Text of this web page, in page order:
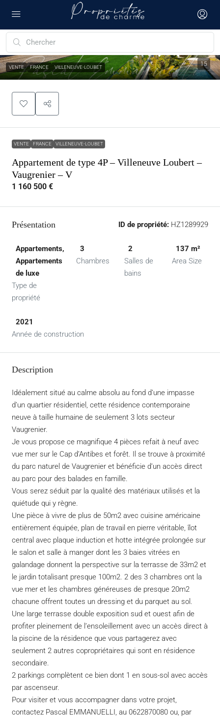
15
VENTE FRANCE VILLENEUVE-LOUBET
VENTE FRANCE VILLENEUVE-LOUBET
Appartement de type 4P – Villeneuve Loubert –
Vaugrenier – V
1 160 500 €
Présentation ID de propriété: HZ1289929
Appartements,
Appartements
de luxe
Type de
propriété
3
Chambres
2
Salles de
bains
137 m²
Area Size
2021
Année de construction
Description
Idéalement situé au calme absolu au fond d’une impasse
d’un quartier résidentiel, cette résidence contemporaine
neuve à taille humaine de seulement 3 lots secteur
Vaugrenier.
Je vous propose ce magnifique 4 pièces refait à neuf avec
vue mer sur le Cap d’Antibes et forêt. Il se trouve à proximité
du parc naturel de Vaugrenier et bénéficie d’un accès direct
au parc pour des balades en famille.
Vous serez séduit par la qualité des matériaux utilisés et la
quiétude qui y règne.
Une pièce à vivre de plus de 50m2 avec cuisine américaine
entièrement équipée, plan de travail en pierre véritable, îlot
central avec plaque induction et hotte intégrée prolongée sur
le salon et salle à manger dont les 3 baies vitrées en
galandage donnent la perspective sur la terrasse de 33m2 et
le jardin totalisant presque 100m2. 2 des 3 chambres ont la
vue mer et les chambres généreuses de presque 20m2
chacune offrent toutes un dressing et du parquet au sol.
Une large terrasse double exposition sud et ouest afin de
profiter pleinement de l’ensoleillement avec un accès direct à
la piscine de la résidence que vous partagerez avec
seulement 2 autres copropriétaires qui sont en résidence
secondaire.
2 parkings complètent ce bien dont 1 en sous-sol avec accès
par ascenseur.
Pour visiter et vous accompagner dans votre projet,
contactez Pascal EMMANUELLI, au 0622870080 ou, par